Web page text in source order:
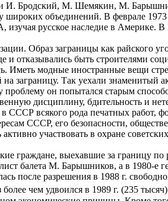
И. Бродский, М. Шемякин, М.
объединений. В феврале 1973
русское наследие в Америке.
Образ заграницы как райского
отказывались быть строителями
Иметь модные иностранные вещи
заграницу. Так уехали
он попытался старым
дисциплину, бдительность и
СССР всякого рода печатных работ,
СССР, его безопасности,
участвовать в охране
граждане, выехавшие за границу по
балета М. Барышников, а в 1980-е
после разрешения в 1988 г.
чем удвоился в 1989 г. (235